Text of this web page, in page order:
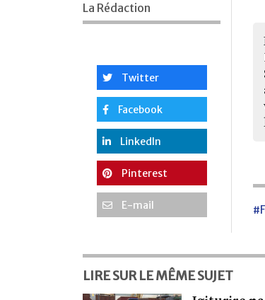
La Rédaction
Twitter
Facebook
LinkedIn
Pinterest
E-mail
LIRE SUR LE MÊME SUJET